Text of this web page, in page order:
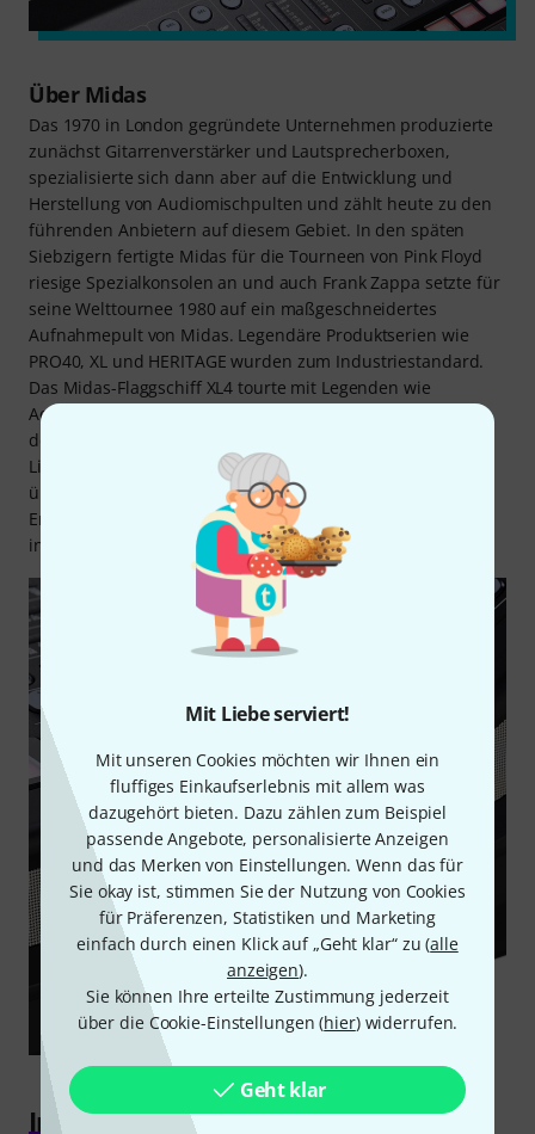
Mit Liebe serviert!
Mit unseren Cookies möchten wir Ihnen ein
fluffiges Einkaufserlebnis mit allem was
dazugehört bieten. Dazu zählen zum Beispiel
passende Angebote, personalisierte Anzeigen
und das Merken von Einstellungen. Wenn das für
Sie okay ist, stimmen Sie der Nutzung von Cookies
für Präferenzen, Statistiken und Marketing
einfach durch einen Klick auf „Geht klar“ zu (alle
anzeigen).
Sie können Ihre erteilte Zustimmung jederzeit
über die Cookie-Einstellungen (hier) widerrufen.
Geht klar
Über Midas
Das 1970 in London gegründete Unternehmen produzierte
zunächst Gitarrenverstärker und Lautsprecherboxen,
spezialisierte sich dann aber auf die Entwicklung und
Herstellung von Audiomischpulten und zählt heute zu den
führenden Anbietern auf diesem Gebiet. In den späten
Siebzigern fertigte Midas für die Tourneen von Pink Floyd
riesige Spezialkonsolen an und auch Frank Zappa setzte für
seine Welttournee 1980 auf ein maßgeschneidertes
Aufnahmepult von Midas. Legendäre Produktserien wie
PRO40, XL und HERITAGE wurden zum Industriestandard.
Das Midas-Flaggschiff XL4 tourte mit Legenden wie
Aerosmith, Bon Jovi, Metallica und den Rolling Stones um
den Globus und gilt bis heute als das ultimative analoge
Live-Mischpult. Im Jahr 2009 wurde Midas von Music Tribe
übernommen. Das mittlerweile in Manchester ansässige
Entwicklerteam blieb bestehen, die Fertigung aber wurde
ins Music-Tribe-Werk im chinesischen Zhongshan verlegt.
Integration in andere Systeme